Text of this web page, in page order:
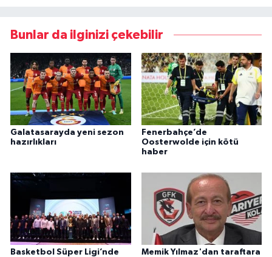
Bunlar da ilginizi çekebilir
Galatasarayda yeni sezon
hazırlıkları
Fenerbahçe’de
Oosterwolde için kötü
haber
Basketbol Süper Ligi’nde
Memik Yılmaz'dan taraftara